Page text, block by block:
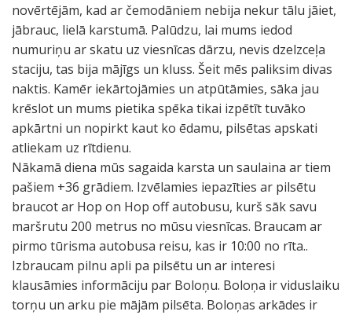
novērtējām, kad ar čemodāniem nebija nekur tālu jāiet,
jābrauc, lielā karstumā. Palūdzu, lai mums iedod
numuriņu ar skatu uz viesnīcas dārzu, nevis dzelzceļa
staciju, tas bija mājīgs un kluss. Šeit mēs paliksim divas
naktis. Kamēr iekārtojāmies un atpūtāmies, sāka jau
krēslot un mums pietika spēka tikai izpētīt tuvāko
apkārtni un nopirkt kaut ko ēdamu, pilsētas apskati
atliekam uz rītdienu.
Nākamā diena mūs sagaida karsta un saulaina ar tiem
pašiem +36 grādiem. Izvēlamies iepazīties ar pilsētu
braucot ar Hop on Hop off autobusu, kurš sāk savu
maršrutu 200 metrus no mūsu viesnīcas. Braucam ar
pirmo tūrisma autobusa reisu, kas ir 10:00 no rīta..
Izbraucam pilnu apli pa pilsētu un ar interesi
klausāmies informāciju par Boloņu. Boloņa ir viduslaiku
torņu un arku pie mājām pilsēta. Boloņas arkādes ir